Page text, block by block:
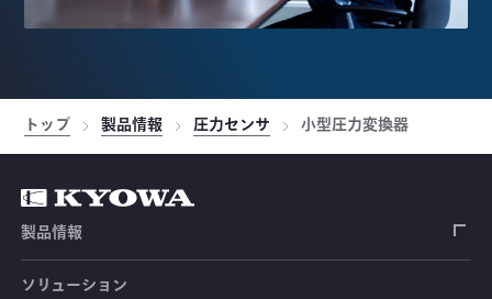
トップ 製品情報 圧力センサ 小型圧力変換器
製品情報
ひずみゲージ
ソリューション